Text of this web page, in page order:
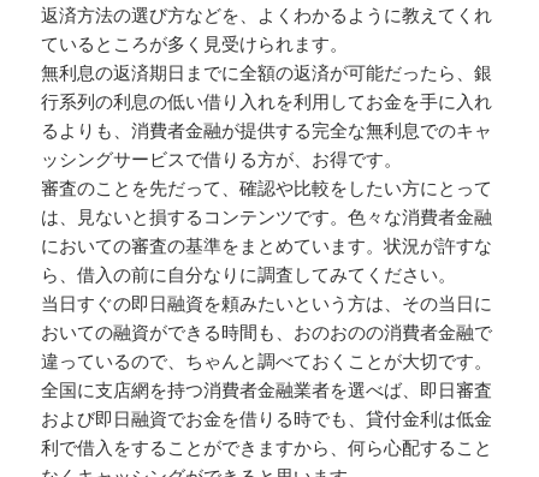
返済方法の選び方などを、よくわかるように教えてくれ
ているところが多く見受けられます。
無利息の返済期日までに全額の返済が可能だったら、銀
行系列の利息の低い借り入れを利用してお金を手に入れ
るよりも、消費者金融が提供する完全な無利息でのキャ
ッシングサービスで借りる方が、お得です。
審査のことを先だって、確認や比較をしたい方にとって
は、見ないと損するコンテンツです。色々な消費者金融
においての審査の基準をまとめています。状況が許すな
ら、借入の前に自分なりに調査してみてください。
当日すぐの即日融資を頼みたいという方は、その当日に
おいての融資ができる時間も、おのおのの消費者金融で
違っているので、ちゃんと調べておくことが大切です。
全国に支店網を持つ消費者金融業者を選べば、即日審査
および即日融資でお金を借りる時でも、貸付金利は低金
利で借入をすることができますから、何ら心配すること